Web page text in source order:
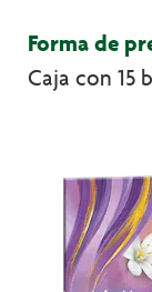
Forma de
Caja con 15